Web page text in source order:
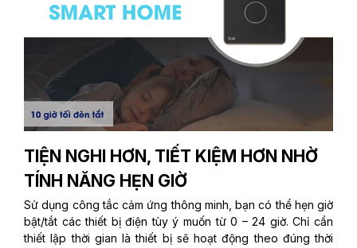
TIỆN NGHI HƠN, TIẾT KIỆM HƠN NHỜ
TÍNH NĂNG HẸN GIỜ
Sử dụng công tắc cảm ứng thông minh, bạn có thể hẹn giờ
bật/tắt các thiết bị điện tùy ý muốn từ 0 – 24 giờ. Chỉ cần
thiết lập thời gian là thiết bị sẽ hoạt động theo đúng thời